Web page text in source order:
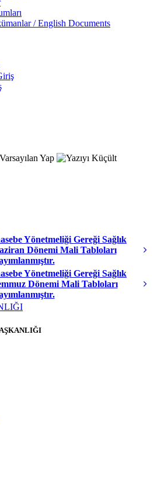
/ English Documents
Yönetmeliği Gereği Sağlık
Dönemi Mali Tabloları
Yönetmeliği Gereği Sağlık
Dönemi Mali Tabloları